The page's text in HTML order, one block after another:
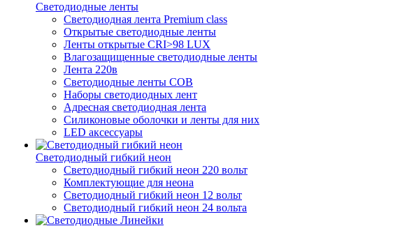
Светодиодные ленты
Светодиодная лента Premium class
Открытые светодиодные ленты
Ленты открытые CRI>98 LUX
Влагозащищенные светодиодные ленты
Лента 220в
Светодиодные ленты COB
Наборы светодиодных лент
Адресная светодиодная лента
Силиконовые оболочки и ленты для них
LED аксессуары
Светодиодный гибкий неон
Светодиодный гибкий неон 220 вольт
Комплектующие для неона
Светодиодный гибкий неон 12 вольт
Светодиодный гибкий неон 24 вольта